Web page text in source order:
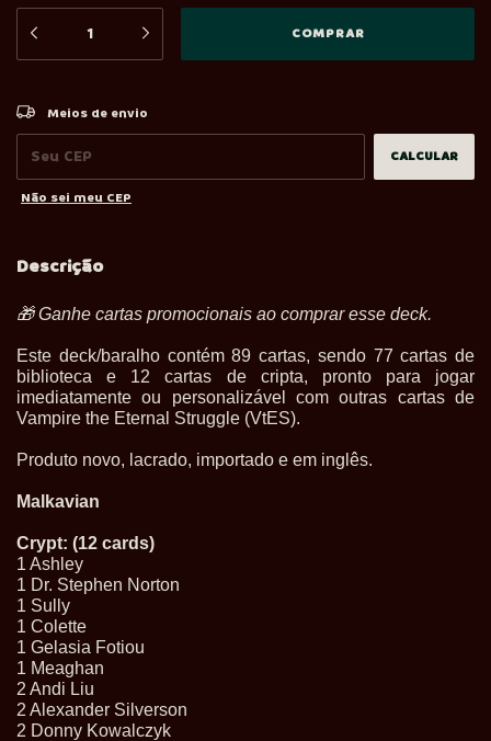
Entregas para o CEP:
Meios de envio
CALCULAR
Não sei meu CEP
Descrição
🎁Ganhe cartas promocionais ao comprar esse deck.
Este deck/baralho contém 89 cartas, sendo 77 cartas de
biblioteca e 12 cartas de cripta, pronto para jogar
imediatamente ou personalizável com outras cartas de
Vampire the Eternal Struggle (VtES).
Produto novo, lacrado, importado e em inglês.
Malkavian
Crypt: (12 cards)
1 Ashley
1 Dr. Stephen Norton
1 Sully
1 Colette
1 Gelasia Fotiou
1 Meaghan
2 Andi Liu
2 Alexander Silverson
2 Donny Kowalczyk